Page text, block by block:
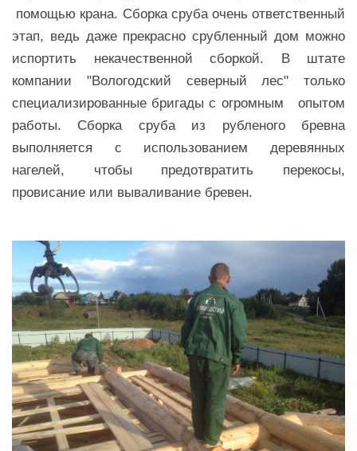
помощью крана. Сборкасруба очень ответственный
этап, ведь даже прекрасно срубленный дом можно
испортить некачественной сборкой. В штате
компании "Вологодский северный лес" только
специализированные бригады с огромным опытом
работы. Сборка сруба из рубленого бревна
выполняется с использованием деревянных
нагелей, чтобы предотвратить перекосы,
провисание или вываливание бревен.